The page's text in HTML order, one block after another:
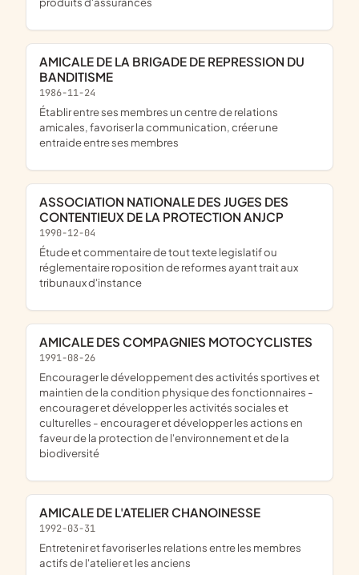
AMICALE DE LA BRIGADE DE REPRESSION DU
BANDITISME
1986-11-24
établir entre ses membres un centre de relations
amicales, favoriser la communication, créer une
entraide entre ses membres
ASSOCIATION NATIONALE DES JUGES DES
CONTENTIEUX DE LA PROTECTION ANJCP
1990-12-04
étude et commentaire de tout texte legislatif ou
réglementaire roposition de reformes ayant trait aux
tribunaux d'instance
AMICALE DES COMPAGNIES MOTOCYCLISTES
1991-08-26
encourager le développement des activités sportives et
maintien de la condition physique des fonctionnaires -
encourager et développer les activités sociales et
culturelles - encourager et développer les actions en
faveur de la protection de l'environnement et de la
biodiversité
AMICALE DE L'ATELIER CHANOINESSE
1992-03-31
entretenir et favoriser les relations entre les membres
actifs de l'atelier et les anciens